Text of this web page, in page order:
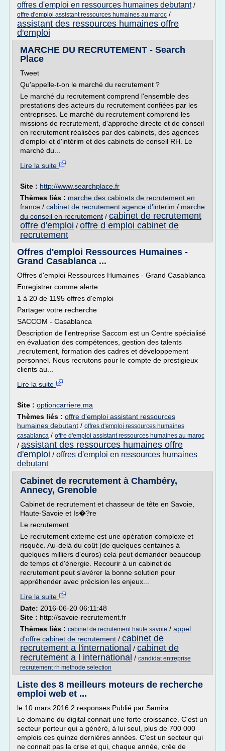
offres d'emploi en ressources humaines debutant/
offre d'emploi assistant ressources humaines au maroc /
assistant des ressources humaines offre
d'emploi
MARCHE DU RECRUTEMENT - Search
Place
Tweet
Qu'appelle-t-on le marché du recrutement ?
Le marché du recrutement comprend l'ensemble des
prestations des acteurs du recrutement confiées par les
entreprises. Le marché du recrutement comprend les
missions de recrutement, d'approche directe et de conseil
en recrutement réalisées par des cabinets, des agences
d'emploi et d'intérim et des cabinets de conseil RH. Le
marché du...
Lire la suite
Site : http://www.searchplace.fr
Thèmes liés : marche des cabinets de recrutement en
france / cabinet de recrutement agence d'interim / marche
du conseil en recrutement / cabinet de recrutement
offre d'emploi / offre d emploi cabinet de
recrutement
Offres d'emploi Ressources Humaines -
Grand Casablanca ...
Offres d'emploi Ressources Humaines - Grand Casablanca
Enregistrer comme alerte
1 à 20 de 1195 offres d'emploi
Partager votre recherche
SACCOM - Casablanca
Description de l'entreprise Saccom est un Centre spécialisé
en évaluation des compétences, gestion des talents
,recrutement, formation des cadres et développement
personnel. Nous recrutons pour le compte de prestigieux
clients au...
Lire la suite
Site : optioncarriere.ma
Thèmes liés : offre d'emploi assistant ressources
humaines debutant / offres d'emploi ressources humaines
casablanca / offre d'emploi assistant ressources humaines au maroc
/ assistant des ressources humaines offre
d'emploi / offres d'emploi en ressources humaines
debutant
Cabinet de recrutement à Chambéry,
Annecy, Grenoble
Cabinet de recrutement et chasseur de tête en Savoie,
Haute-Savoie et Is�?re
Le recrutement
Le recrutement externe est une opération complexe et
risquée. Au-delà du coût (de quelques centaines à
quelques milliers d'euros) cela peut demander beaucoup
de temps et d'énergie. Recourir à un cabinet de
recrutement peut s'avérer la bonne solution pour
appréhender avec précision les enjeux...
Lire la suite
Date: 2016-06-20 06:11:48
Site : http://savoie-recrutement.fr
Thèmes liés : cabinet de recrutement haute savoie / appel
d'offre cabinet de recrutement / cabinet de
recrutement a l'international / cabinet de
recrutement a l international / candidat entreprise
recrutement rh methode selection
Liste des 8 meilleurs moteurs de recherche
emploi web et ...
le 10 mars 2016 2 responses Publié par Samira
Le domaine du digital connait une forte croissance. C'est un
secteur porteur qui a généré, à lui seul, plus de 700 000
emplois ces quinze dernières années. C'est un secteur qui
ne connait pas la crise et qui, chaque année, crée de